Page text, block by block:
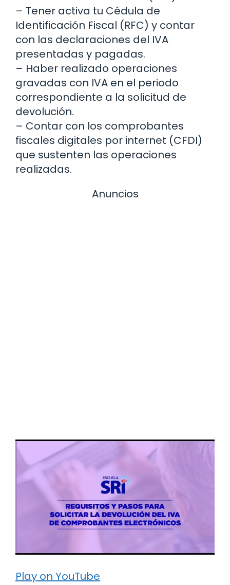
– Tener activa tu Cédula de
Identificación Fiscal (RFC) y contar
con las declaraciones del IVA
presentadas y pagadas.
– Haber realizado operaciones
gravadas con IVA en el periodo
correspondiente a la solicitud de
devolución.
– Contar con los comprobantes
fiscales digitales por internet (CFDI)
que sustenten las operaciones
realizadas.
Anuncios
Play on YouTube